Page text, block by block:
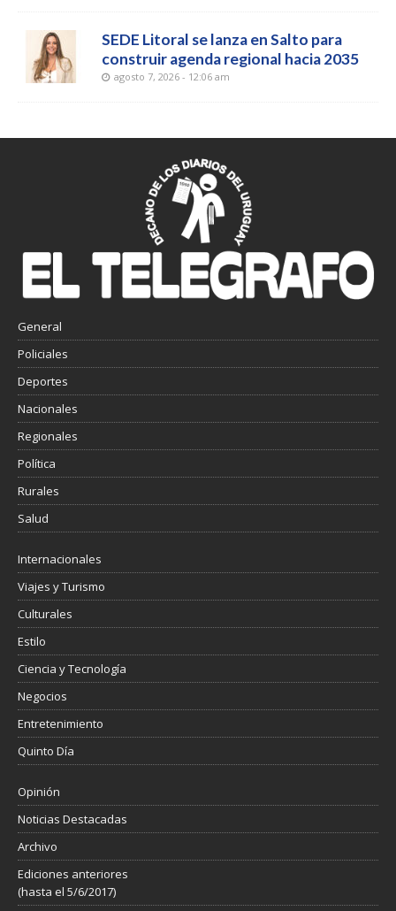
SEDE Litoral se lanza en Salto para
construir agenda regional hacia 2035
agosto 7, 2026 - 12:06 am
General
Policiales
Deportes
Nacionales
Regionales
Política
Rurales
Salud
Internacionales
Viajes y Turismo
Culturales
Estilo
Ciencia y Tecnología
Negocios
Entretenimiento
Quinto Día
Opinión
Noticias Destacadas
Archivo
Ediciones anteriores
(hasta el 5/6/2017)